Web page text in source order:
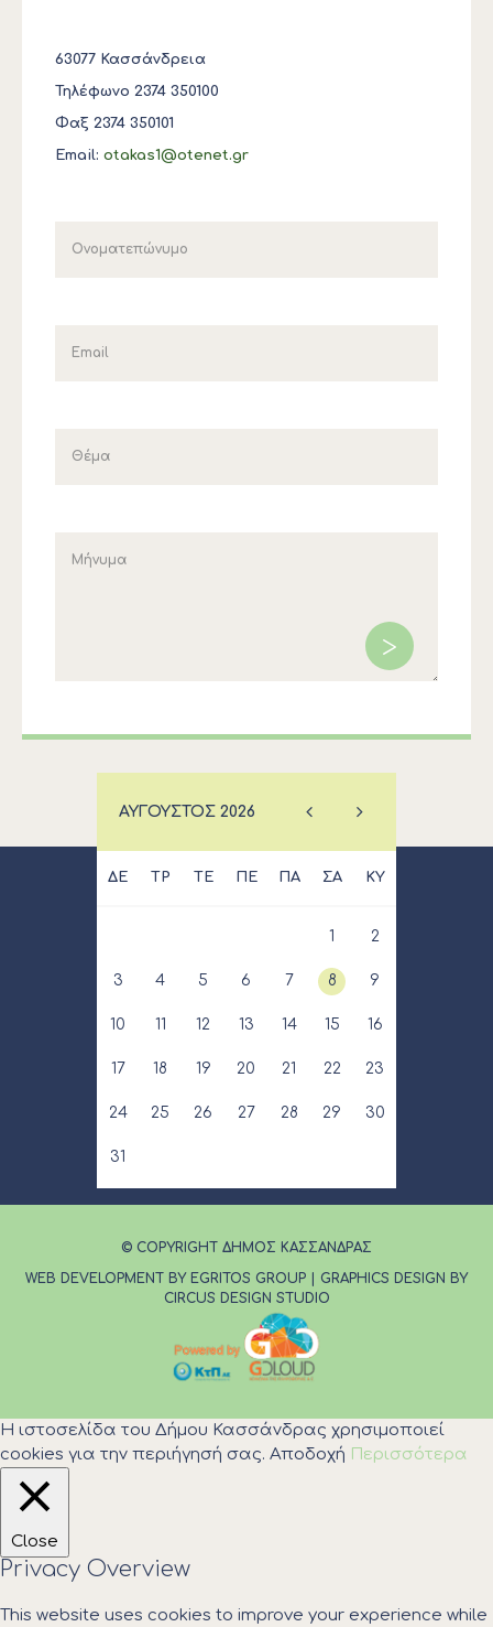
63077 Κασσάνδρεια
Τηλέφωνο 2374 350100
Φαξ 2374 350101
Email: otakas1@otenet.gr
ΑΎΓΟΥΣΤΟΣ 2026
ΔΕ ΤΡ ΤΕ ΠΕ ΠΑ ΣΑ ΚΥ
1 2
3 4 5 6 7 8 9
10 11 12 13 14 15 16
17 18 19 20 21 22 23
24 25 26 27 28 29 30
31
© COPYRIGHT ΔΗΜΟΣ ΚΑΣΣΑΝΔΡΑΣ
WEB DEVELOPMENT BY EGRITOS GROUP
GRAPHICS DESIGN BY
CIRCUS DESIGN STUDIO
Η ιστοσελίδα του Δήμου Κασσάνδρας χρησιμοποιεί
cookies για την περιήγησή σας. Αποδοχή Περισσότερα
Close
Privacy Overview
This website uses cookies to improve your experience while